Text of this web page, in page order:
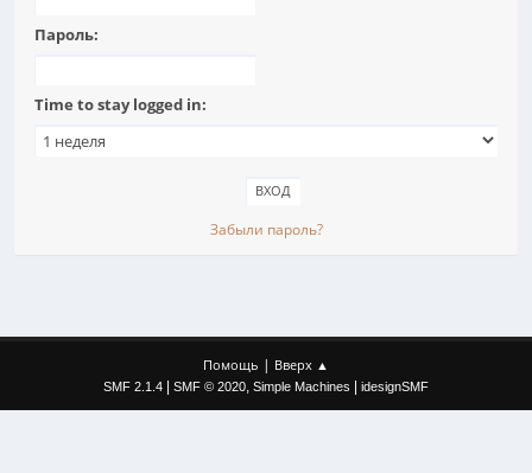
Пароль:
Time to stay logged in:
Забыли пароль?
Помощь | Вверх ▲
SMF 2.1.4 SMF © 2020, Simple Machines idesignSMF